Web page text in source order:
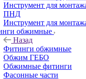
Инструмент для
ПНД
Инструмент для
обжимные
Назад
Фитинги обжимные
Обжим ГЕБО
Обжимные фитинги
Фасонные части